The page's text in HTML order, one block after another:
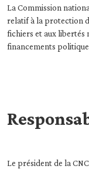
La Commission
relatif à la protection
fichiers et aux libertés
financements
Le président de la